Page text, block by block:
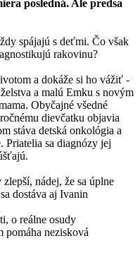
posledná. Ale predsa
spájajú s deťmi. Čo však
rakovinu?
a dokáže si ho vážiť -
a malú Emku s novým
Obyčajné všedné
dievčatku objavia
stáva detská onkológia a
sa diagnózy jej
nádej, že sa úplne
dostáva aj Ivanin
o reálne osudy
pomáha nezisková